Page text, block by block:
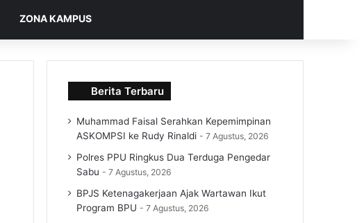
ZONA KAMPUS
Berita Terbaru
Muhammad Faisal Serahkan Kepemimpinan
ASKOMPSI ke Rudy Rinaldi
7 Agustus, 2026
Polres PPU Ringkus Dua Terduga Pengedar
Sabu
7 Agustus, 2026
BPJS Ketenagakerjaan Ajak Wartawan Ikut
Program BPU
7 Agustus, 2026